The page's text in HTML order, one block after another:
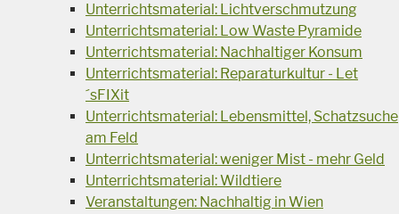
Unterrichtsmaterial: Lichtverschmutzung
Unterrichtsmaterial: Low Waste Pyramide
Unterrichtsmaterial: Nachhaltiger Konsum
Unterrichtsmaterial: Reparaturkultur - Let
´sFIXit
Unterrichtsmaterial: Lebensmittel, Schatzsuche
am Feld
Unterrichtsmaterial: weniger Mist - mehr Geld
Unterrichtsmaterial: Wildtiere
Veranstaltungen: Nachhaltig in Wien